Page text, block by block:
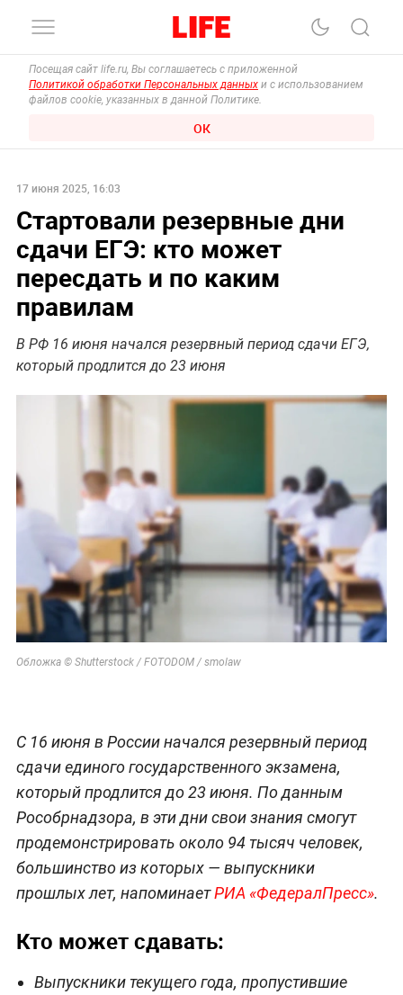
Посещая сайт life.ru, Вы соглашаетесь с приложенной
Политикой обработки Персональных данных и с использованием
файлов cookie, указанных в данной Политике.
ОК
17 июня 2025, 16:03
Стартовали резервные дни
сдачи ЕГЭ: кто может
пересдать и по каким
правилам
В РФ 16 июня начался резервный период сдачи ЕГЭ,
который продлится до 23 июня
Обложка © Shutterstock / FOTODOM / smolaw
С 16 июня в России начался резервный период
сдачи единого государственного экзамена,
который продлится до 23 июня. По данным
Рособрнадзора, в эти дни свои знания смогут
продемонстрировать около 94 тысяч человек,
большинство из которых — выпускники
прошлых лет, напоминаетРИА «ФедералПресс».
Кто может сдавать:
Выпускники текущего года, пропустившие